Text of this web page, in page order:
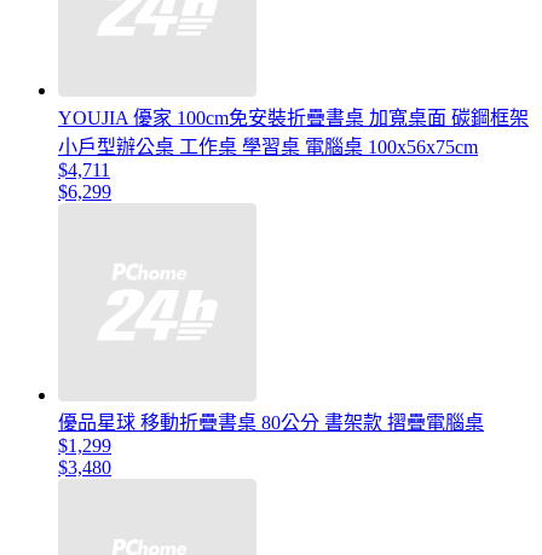
YOUJIA 優家 100cm免安裝折疊書桌 加寬桌面 碳鋼框架
小戶型辦公桌 工作桌 學習桌 電腦桌 100x56x75cm
$4,711
$6,299
優品星球 移動折疊書桌 80公分 書架款 摺疊電腦桌
$1,299
$3,480